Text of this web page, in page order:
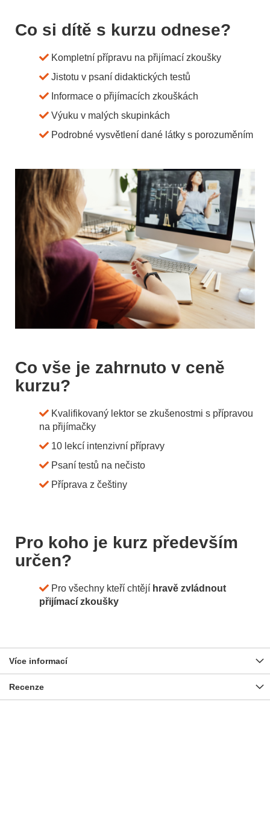
Co si dítě s kurzu odnese?
Kompletní přípravu na přijímací zkoušky
Jistotu v psaní didaktických testů
Informace o přijímacích zkouškách
Výuku v malých skupinkách
Podrobné vysvětlení dané látky s porozuměním
Co vše je zahrnuto v ceně
kurzu?
Kvalifikovaný lektor se zkušenostmi s přípravou
na přijímačky
10 lekcí intenzivní přípravy
Psaní testů na nečisto
Příprava z češtiny
Pro koho je kurz především
určen?
Pro všechny kteří chtějí hravě zvládnout
přijímací zkoušky
Více informací
Recenze